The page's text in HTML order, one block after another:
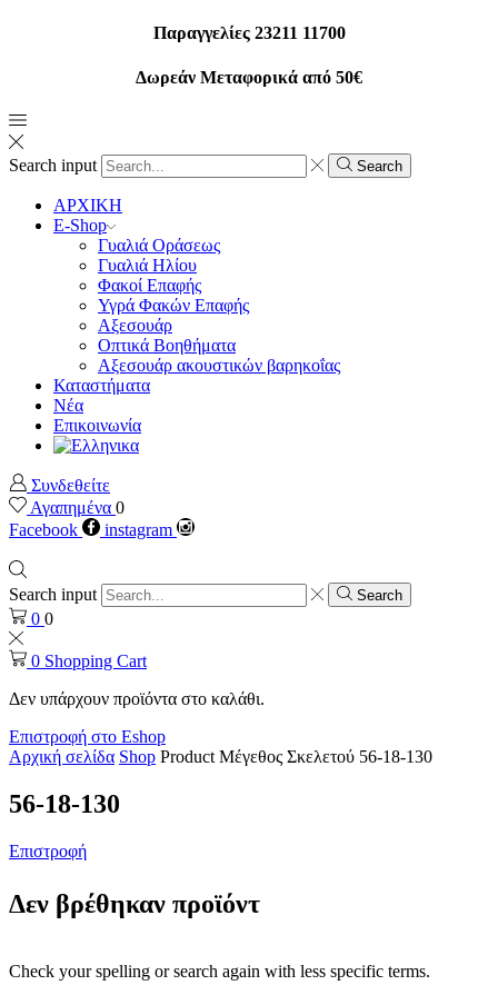
Παραγγελίες 23211 11700
Δωρεάν Μεταφορικά από 50€
Search input Search
ΑΡΧΙΚΗ
E-Shop
Γυαλιά Οράσεως
Γυαλιά Ηλίου
Φακοί Επαφής
Υγρά Φακών Επαφής
Αξεσουάρ
Οπτικά Βοηθήματα
Αξεσουάρ ακουστικών βαρηκοΐας
Καταστήματα
Νέα
Επικοινωνία
Συνδεθείτε
Αγαπημένα 0
Facebook
instagram
Search input Search
0 0
0 Shopping Cart
Δεν υπάρχουν προϊόντα στο καλάθι.
Επιστροφή στο Eshop
Αρχική σελίδα Shop Product Μέγεθος Σκελετού 56-18-130
56-18-130
Επιστροφή
Δεν βρέθηκαν προϊόντ
Check your spelling or search again with less specific terms.